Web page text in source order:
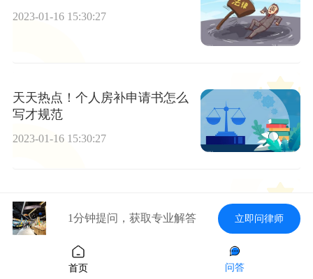
2023-01-16 15:30:27
天天热点！个人房补申请书怎么
写才规范
2023-01-16 15:30:27
律师不能会见的情形-天天看点
2023-01-16 15:30:27
1分钟提问，获取专业解答 立即问律师
首页 问答